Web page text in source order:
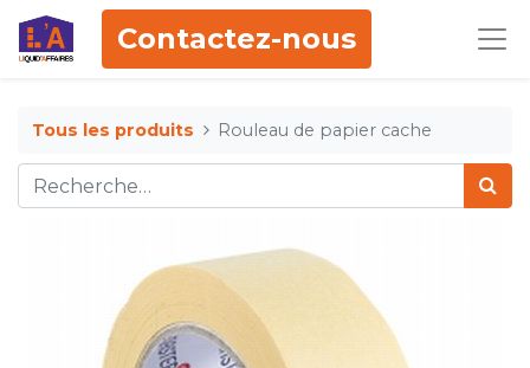
Contactez-nous
Tous les produits Rouleau de papier cache